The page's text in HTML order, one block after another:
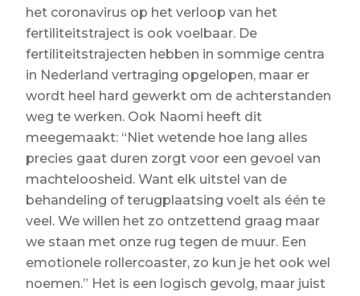
het coronavirus op het verloop van het
fertiliteitstraject is ook voelbaar. De
fertiliteitstrajecten hebben in sommige centra
in Nederland vertraging opgelopen, maar er
wordt heel hard gewerkt om de achterstanden
weg te werken. Ook Naomi heeft dit
meegemaakt: “Niet wetende hoe lang alles
precies gaat duren zorgt voor een gevoel van
machteloosheid. Want elk uitstel van de
behandeling of terugplaatsing voelt als één te
veel. We willen het zo ontzettend graag maar
we staan met onze rug tegen de muur. Een
emotionele rollercoaster, zo kun je het ook wel
noemen.” Het is een logisch gevolg, maar juist